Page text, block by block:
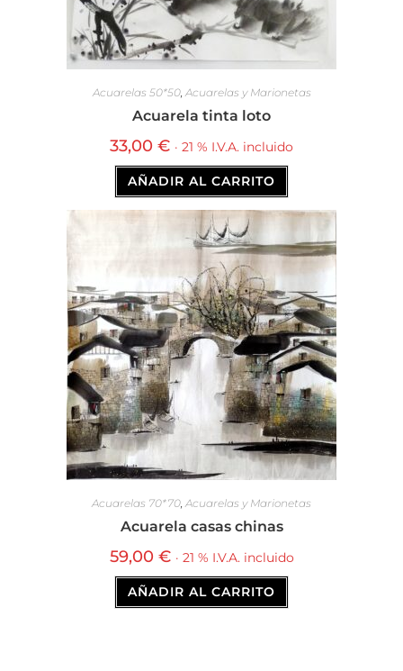
Acuarelas 50*50,Acuarelas y Marionetas
Acuarela tinta loto
33,00 € · 21 % I.V.A. incluido
AÑADIR AL CARRITO
Acuarelas 70*70 Acuarelas y Marionetas
Acuarela casas chinas
59,00 € · 21 % I.V.A. incluido
AÑADIR AL CARRITO